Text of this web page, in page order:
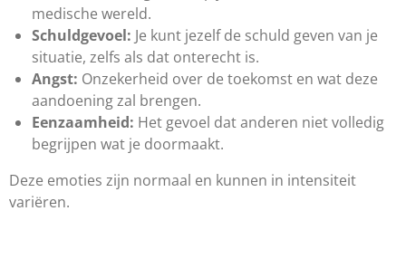
medische wereld.
Schuldgevoel: Je kunt jezelf de schuld geven van je
situatie, zelfs als dat onterecht is.
Angst: Onzekerheid over de toekomst en wat deze
aandoening zal brengen.
Eenzaamheid: Het gevoel dat anderen niet volledig
begrijpen wat je doormaakt.
Deze emoties zijn normaal en kunnen in intensiteit
variëren.